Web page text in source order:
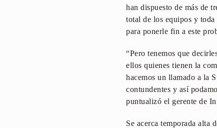
han dispuesto de más de
total de los equipos y
para ponerle fin a este
“Pero tenemos que
ellos quienes tienen la
hacemos un llamado a la
contundentes y así
puntualizó el gerente de
Se acerca temporada alta